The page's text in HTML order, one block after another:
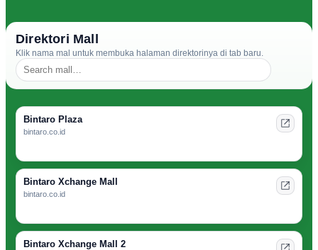
Direktori Mall
Klik nama mal untuk membuka halaman direktorinya di tab baru.
Bintaro Plaza
bintaro.co.id
Bintaro Xchange Mall
bintaro.co.id
Bintaro Xchange Mall 2